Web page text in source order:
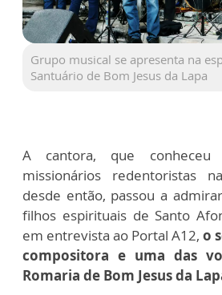
Grupo musical se apresenta na
Santuário de Bom Jesus da Lapa
A cantora, que
missionários redentoristas
desde então, passou a
filhos espirituais de Santo
em entrevista ao Portal A12, o
compositora e uma das
Romaria de Bom Jesus da